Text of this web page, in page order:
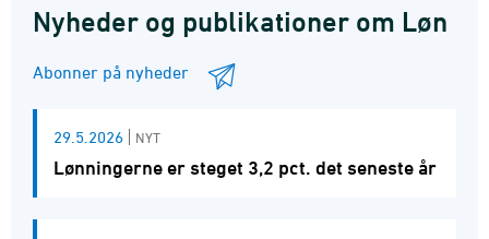
Nyheder og publikationer om Løn
Abonner på nyheder
29.5.2026 NYT
Lønningerne er steget 3,2 pct. det seneste år